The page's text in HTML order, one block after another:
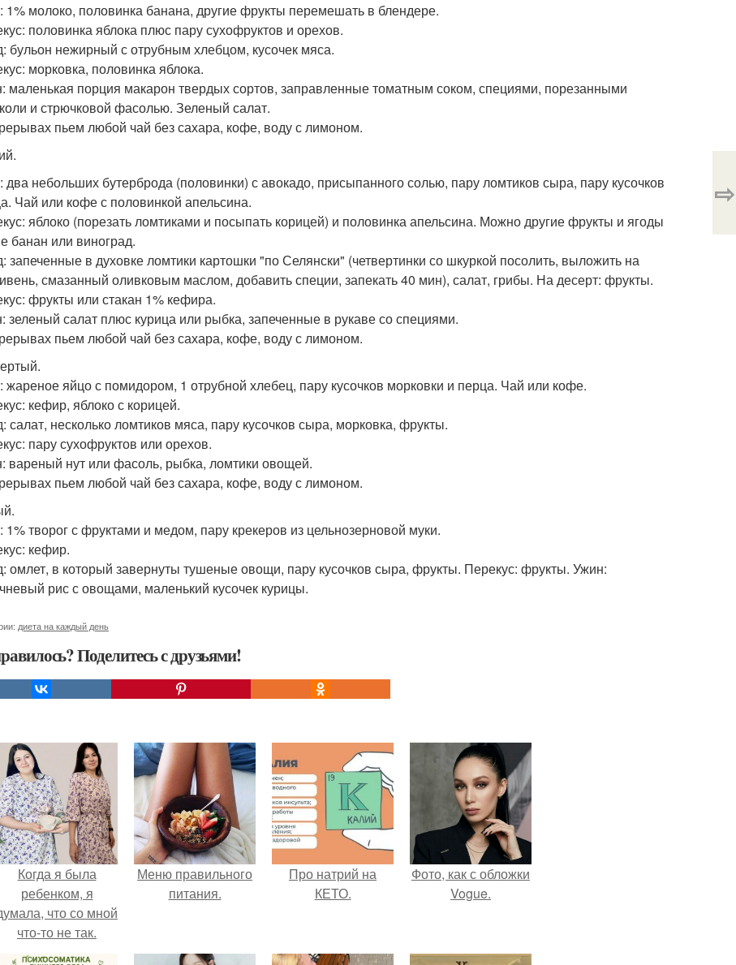
1% молоко, половинка банана, другие фрукты перемешать в блендере.
половинка яблока плюс пару сухофруктов и орехов.
бульон нежирный с отрубным хлебцом, кусочек мяса.
морковка, половинка яблока.
маленькая порция макарон твердых сортов, заправленные томатным соком, специями, порезанными
и стрючковой фасолью. Зеленый салат.
пьем любой чай без сахара, кофе, воду с лимоном.
два небольших бутерброда (половинки) с авокадо, присыпанного солью, пару ломтиков сыра, пару кусочков
Чай или кофе с половинкой апельсина.
яблоко (порезать ломтиками и посыпать корицей) и половинка апельсина. Можно другие фрукты и ягоды
банан или виноград.
запеченные в духовке ломтики картошки "по Селянски" (четвертинки со шкуркой посолить, выложить на
смазанный оливковым маслом, добавить специи, запекать 40 мин), салат, грибы. На десерт: фрукты.
фрукты или стакан 1% кефира.
зеленый салат плюс курица или рыбка, запеченные в рукаве со специями.
пьем любой чай без сахара, кофе, воду с лимоном.
жареное яйцо с помидором, 1 отрубной хлебец, пару кусочков морковки и перца. Чай или кофе.
кефир, яблоко с корицей.
салат, несколько ломтиков мяса, пару кусочков сыра, морковка, фрукты.
пару сухофруктов или орехов.
вареный нут или фасоль, рыбка, ломтики овощей.
пьем любой чай без сахара, кофе, воду с лимоном.
1% творог с фруктами и медом, пару крекеров из цельнозерновой муки.
кефир.
омлет, в который завернуты тушеные овощи, пару кусочков сыра, фрукты. Перекус: фрукты. Ужин:
рис с овощами, маленький кусочек курицы.
диета на каждый день
Поделитесь с друзьями!
⇨
Когда я была
ребенком, я
что со мной
что-то не так.
Меню правильного
питания.
Про натрий на
КЕТО.
Фото, как с обложки
Vogue.